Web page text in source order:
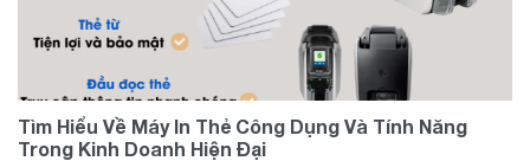
Tìm Hiểu Về Máy In Thẻ Công Dụng Và Tính Năng
Trong Kinh Doanh Hiện Đại